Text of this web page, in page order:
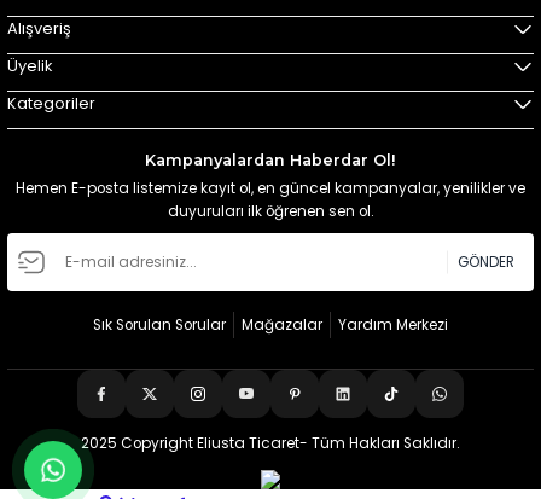
Alışveriş
Üyelik
Kategoriler
Kampanyalardan Haberdar Ol!
Hemen E-posta listemize kayıt ol, en güncel kampanyalar, yenilikler ve
duyuruları ilk öğrenen sen ol.
GÖNDER
Sık Sorulan Sorular Mağazalar Yardım Merkezi
2025 Copyright Eliusta Ticaret- Tüm Hakları Saklıdır.